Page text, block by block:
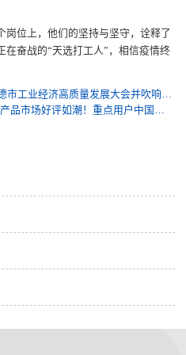
岗位上 ，他们的坚持与坚守，诠释了
在奋战的“天选打工人” ，相信疫情终